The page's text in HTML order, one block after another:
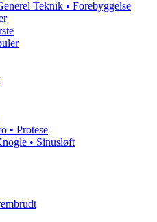
Teknik • Forebyggelse
• Protese
• Sinusløft